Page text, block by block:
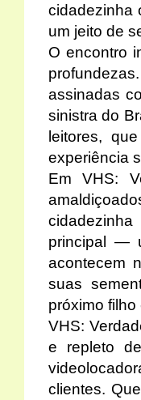
cidadezinha
um jeito de
O encontro
assinadas
sinistra do
leitores,
experiência
Em VHS:
principal —
acontecem
suas
próximo
VHS:
e repleto
clientes.